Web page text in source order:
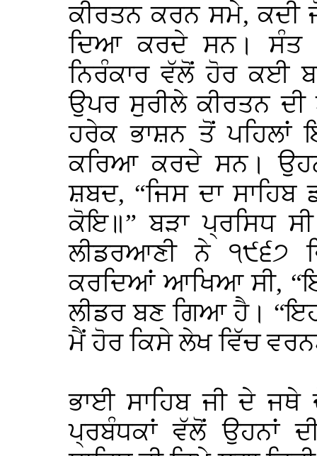
ਕੀਰਤਨ ਕਰਨ ਸਮੇ, ਕਦੀ
ਦਿਆ ਕਰਦੇ ਸਨ। ਸੰਤ
ਨਿਰੰਕਾਰ ਵੱਲੋਂ ਹੋਰ ਕਈ
ਉਪਰ ਸੁਰੀਲੇ ਕੀਰਤਨ
ਹਰੇਕ ਭਾਸ਼ਨ ਤੋਂ ਪਹਿਲਾਂ
ਕਰਿਆ ਕਰਦੇ ਸਨ।
ਸ਼ਬਦ, “ਜਿਸ ਦਾ
ਕੋਇ॥” ਬੜਾ ਪ੍ਰਸਿਧ
ਲੀਡਰਆਣੀ ਨੇ ੧੯੬੭
ਕਰਦਿਆਂ ਆਖਿਆ ਸੀ,
ਲੀਡਰ ਬਣ ਗਿਆ ਹੈ।
ਮੈਂ ਹੋਰ ਕਿਸੇ ਲੇਖ ਵਿੱਚ
ਭਾਈ ਸਾਹਿਬ ਜੀ ਦੇ ਜਥੇ
ਪ੍ਰਬੰਧਕਾਂ ਵੱਲੋਂ ਉਹਨਾਂ